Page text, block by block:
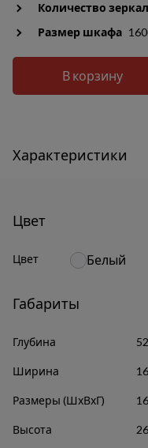
Количество зеркал
Размер шкафа
В корзину
Характеристики
Цвет
Цвет Белый
Габариты
Глубина
Ширина
Размеры (ШхВхГ)
Высота